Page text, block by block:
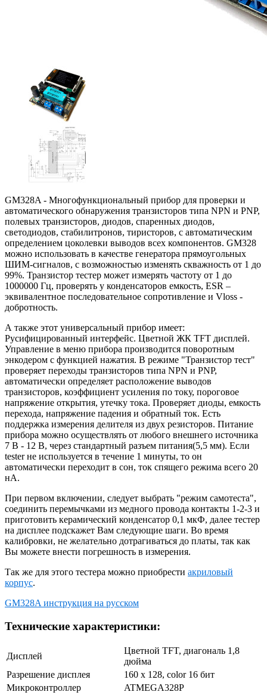
GM328A - Многофункциональный прибор для проверки и
автоматического обнаружения транзисторов типа NPN и PNP,
полевых транзисторов, диодов, спаренных диодов,
светодиодов, стабилитронов, тиристоров, с автоматическим
определением цоколевки выводов всех компонентов. GM328
можно использовать в качестве генератора прямоугольных
ШИМ-сигналов, с возможностью изменять скважность от 1 до
99%. Транзистор тестер может измерять частоту от 1 до
1000000 Гц, проверять у конденсаторов емкость, ESR –
эквивалентное последовательное сопротивление и Vloss -
добротность.
А также этот универсальный прибор имеет:
Русифицированный интерфейс. Цветной ЖК TFT дисплей.
Управление в меню прибора производится поворотным
энкодером с функцией нажатия. В режиме "Транзистор тест"
проверяет переходы транзисторов типа NPN и PNP,
автоматически определяет расположение выводов
транзисторов, коэффициент усиления по току, пороговое
напряжение открытия, утечку тока. Проверяет диоды, емкость
перехода, напряжение падения и обратный ток. Есть
поддержка измерения делителя из двух резисторов. Питание
прибора можно осуществлять от любого внешнего источника
7 В - 12 В, через стандартный разъем питания(5,5 мм). Если
tester не используется в течение 1 минуты, то он
автоматически переходит в сон, ток спящего режима всего 20
нА.
При первом включении, следует выбрать "режим самотеста",
соединить перемычками из медного провода контакты 1-2-3 и
приготовить керамический конденсатор 0,1 мкФ, далее тестер
на дисплее подскажет Вам следующие шаги. Во время
калибровки, не желательно дотрагиваться до платы, так как
Вы можете внести погрешность в измерения.
Так же для этого тестера можно приобрести акриловый
корпус.
GM328A инструкция на русском
Технические характеристики:
Дисплей
Цветной TFT, диагональ 1,8
дюйма
Разрешение дисплея
160 x 128, color 16 бит
Микроконтроллер
ATMEGA328P